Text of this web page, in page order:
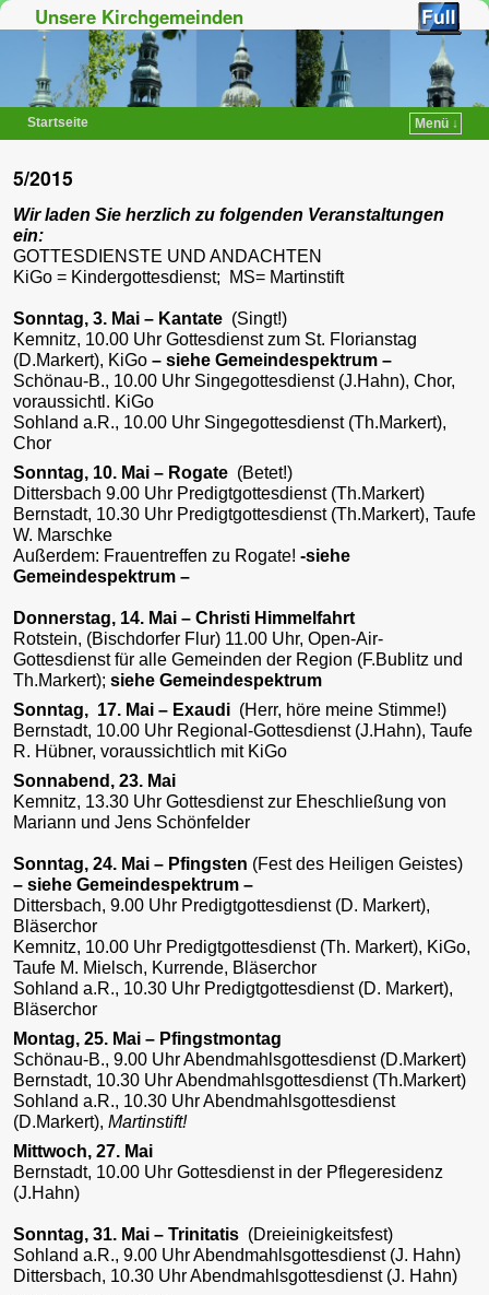
Unsere Kirchgemeinden
Startseite
Menü ↓
5/2015
Wir laden Sie herzlich zu folgenden Veranstaltungen
ein:
GOTTESDIENSTE UND ANDACHTEN
KiGo = Kindergottesdienst; MS= Martinstift
Sonntag, 3. Mai – Kantate (Singt!)
Kemnitz, 10.00 Uhr Gottesdienst zum St. Florianstag
(D.Markert), KiGo – siehe Gemeindespektrum –
Schönau-B., 10.00 Uhr Singegottesdienst (J.Hahn), Chor,
voraussichtl. KiGo
Sohland a.R., 10.00 Uhr Singegottesdienst (Th.Markert),
Chor
Sonntag, 10. Mai – Rogate (Betet!)
Dittersbach 9.00 Uhr Predigtgottesdienst (Th.Markert)
Bernstadt, 10.30 Uhr Predigtgottesdienst (Th.Markert), Taufe
W. Marschke
Außerdem: Frauentreffen zu Rogate! -siehe
Gemeindespektrum –
Donnerstag, 14. Mai – Christi Himmelfahrt
Rotstein, (Bischdorfer Flur) 11.00 Uhr, Open-Air-
Gottesdienst für alle Gemeinden der Region (F.Bublitz und
Th.Markert); siehe Gemeindespektrum
Sonntag, 17. Mai – Exaudi (Herr, höre meine Stimme!)
Bernstadt, 10.00 Uhr Regional-Gottesdienst (J.Hahn), Taufe
R. Hübner, voraussichtlich mit KiGo
Sonnabend, 23. Mai
Kemnitz, 13.30 Uhr Gottesdienst zur Eheschließung von
Mariann und Jens Schönfelder
Sonntag, 24. Mai – Pfingsten (Fest des Heiligen Geistes)
– siehe Gemeindespektrum –
Dittersbach, 9.00 Uhr Predigtgottesdienst (D. Markert),
Bläserchor
Kemnitz, 10.00 Uhr Predigtgottesdienst (Th. Markert), KiGo,
Taufe M. Mielsch, Kurrende, Bläserchor
Sohland a.R., 10.30 Uhr Predigtgottesdienst (D. Markert),
Bläserchor
Montag, 25. Mai – Pfingstmontag
Schönau-B., 9.00 Uhr Abendmahlsgottesdienst (D.Markert)
Bernstadt, 10.30 Uhr Abendmahlsgottesdienst (Th.Markert)
Sohland a.R., 10.30 Uhr Abendmahlsgottesdienst
(D.Markert), Martinstift!
Mittwoch, 27. Mai
Bernstadt, 10.00 Uhr Gottesdienst in der Pflegeresidenz
(J.Hahn)
Sonntag, 31. Mai – Trinitatis (Dreieinigkeitsfest)
Sohland a.R., 9.00 Uhr Abendmahlsgottesdienst (J. Hahn)
Dittersbach, 10.30 Uhr Abendmahlsgottesdienst (J. Hahn)